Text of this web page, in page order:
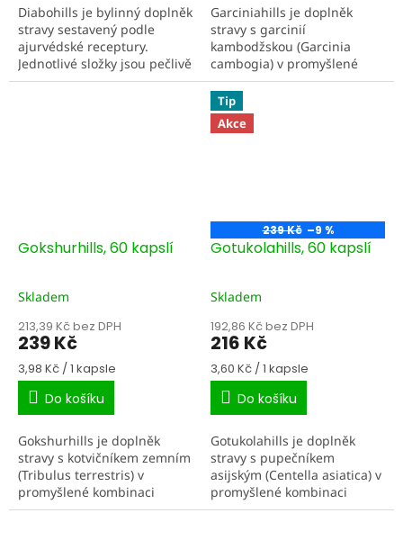
Diabohills je bylinný doplněk
stravy sestavený podle
ajurvédské receptury.
Jednotlivé složky jsou pečlivě
namíchány s cílem podpořit
Garciniahills je doplněk
stravy s garcinií
kambodžskou (Garcinia
cambogia) v promyšlené
kombinaci extraktu a
sušeného prášku z plodů. V
ajurvédské tradici je
garcinie...
Gokshurhills, 60 kapslí
Skladem
213,39 Kč bez DPH
239 Kč
Měrná
cena:
3,98 Kč / 1 kapsle
Do košíku
Gokshurhills je doplněk
stravy s kotvičníkem zemním
(Tribulus terrestris) v
promyšlené kombinaci
extraktu a sušeného prášku
Tip
Akce
239 Kč –9 %
Gotukolahills, 60 kapslí
Skladem
192,86 Kč bez DPH
216 Kč
Měrná
cena:
3,60 Kč / 1 kapsle
Do košíku
Gotukolahills je doplněk
stravy s pupečníkem
asijským (Centella asiatica) v
promyšlené kombinaci
extraktu a sušeného prášku